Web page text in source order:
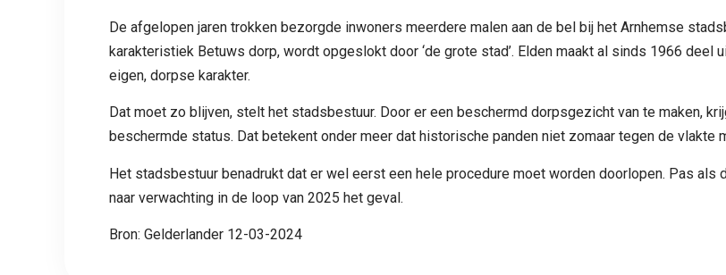
De afgelopen jaren trokken bezorgde inwoners meerdere malen aan de bel bij het Arnhemse
karakteristiek Betuws dorp, wordt opgeslokt door ‘de grote stad’. Elden maakt al sinds 1966 deel
eigen, dorpse karakter.
Dat moet zo blijven, stelt het stadsbestuur. Door er een beschermd dorpsgezicht van te maken,
beschermde status. Dat betekent onder meer dat historische panden niet zomaar tegen de vlakte
Het stadsbestuur benadrukt dat er wel eerst een hele procedure moet worden doorlopen. Pas
naar verwachting in de loop van 2025 het geval.
Bron: Gelderlander 12-03-2024